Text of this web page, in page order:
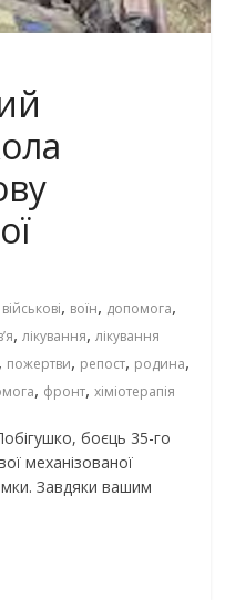
військові, воїн, допомога,
,лікування,лікування
, пожертви, репост, родина,
, фронт,хіміотерапія
боєць 35-го
механізованої
Завдяки вашим